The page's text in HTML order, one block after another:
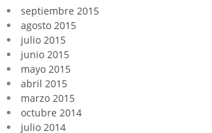
septiembre 2015
agosto 2015
julio 2015
junio 2015
mayo 2015
abril 2015
marzo 2015
octubre 2014
julio 2014